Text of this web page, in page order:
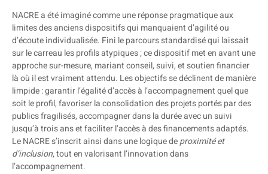
NACRE a été imaginé comme une réponse pragmatique aux
limites des anciens dispositifs qui manquaient d’agilité ou
d’écoute individualisée. Fini le parcours standardisé qui laissait
sur le carreau les profils atypiques ; ce dispositif met en avant une
approche sur-mesure, mariant conseil, suivi, et soutien financier
là où il est vraiment attendu. Les objectifs se déclinent de manière
limpide : garantir l’égalité d’accès à l’accompagnement quel que
soit le profil, favoriser la consolidation des projets portés par des
publics fragilisés, accompagner dans la durée avec un suivi
jusqu’à trois ans et faciliter l’accès à des financements adaptés.
Le NACRE s’inscrit ainsi dans une logique deproximité et
d’inclusion, tout en valorisant l’innovation dans
l’accompagnement.